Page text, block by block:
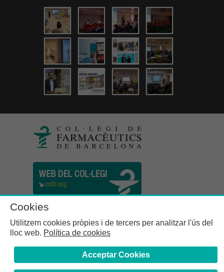
Cookies
Utilitzem cookies pròpies i de tercers per analitzar l'ús del
lloc web. Política de cookies
Acceptar Cookies